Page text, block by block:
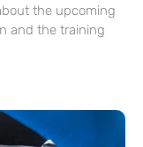
the upcoming
and the training